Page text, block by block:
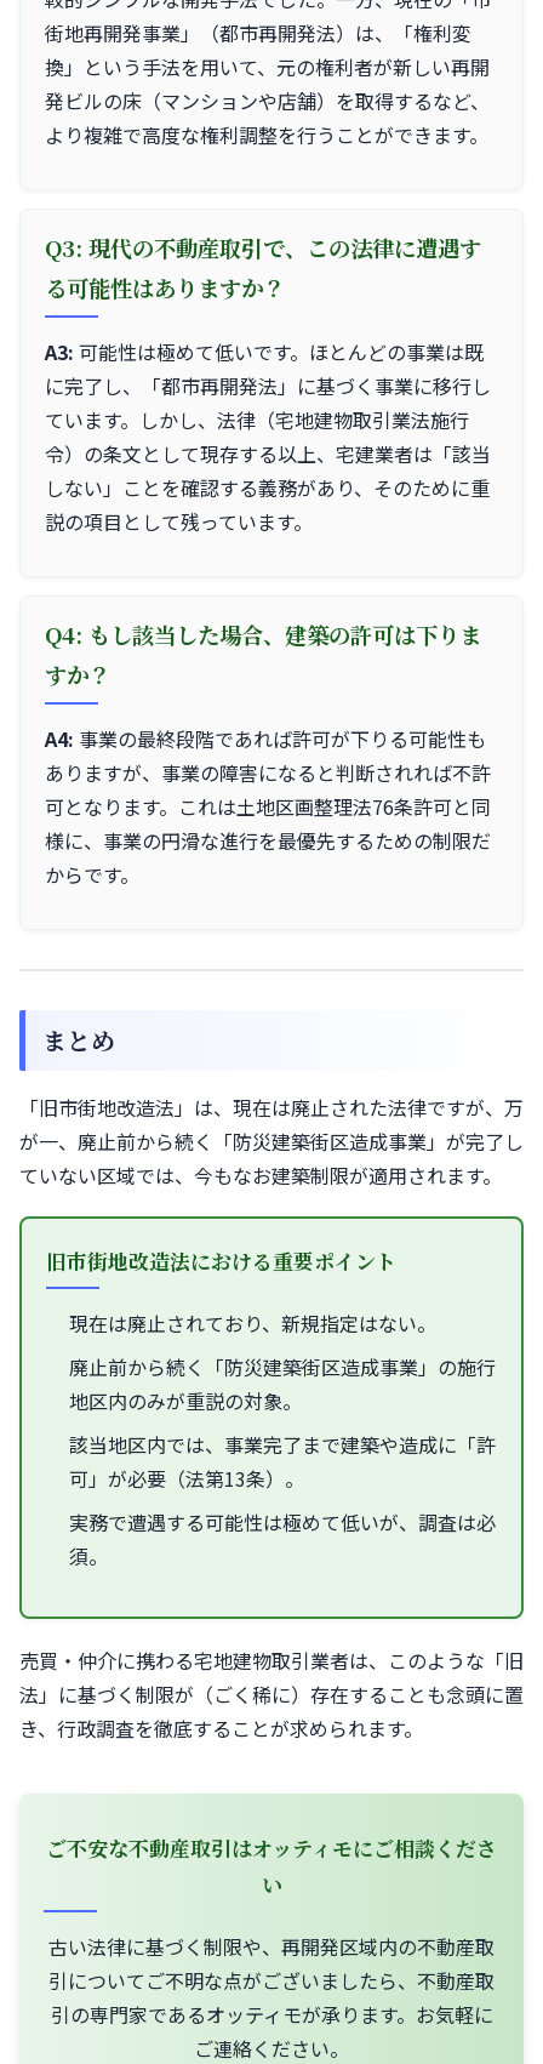
街地再開発事業」（都市再開発法）は、「権利変
換」という手法を用いて、元の権利者が新しい再開
発ビルの床（マンションや店舗）を取得するなど、
より複雑で高度な権利調整を行うことができます。
Q3: 現代の不動産取引で、この法律に遭遇す
る可能性はありますか？
A3: 可能性は極めて低いです。ほとんどの事業は既
に完了し、「都市再開発法」に基づく事業に移行し
ています。しかし、法律（宅地建物取引業法施行
令）の条文として現存する以上、宅建業者は「該当
しない」ことを確認する義務があり、そのために重
説の項目として残っています。
Q4: もし該当した場合、建築の許可は下りま
すか？
A4: 事業の最終段階であれば許可が下りる可能性も
ありますが、事業の障害になると判断されれば不許
可となります。これは土地区画整理法76条許可と同
様に、事業の円滑な進行を最優先するための制限だ
からです。
まとめ
「旧市街地改造法」は、現在は廃止された法律ですが、万
が一、廃止前から続く「防災建築街区造成事業」が完了し
ていない区域では、今もなお建築制限が適用されます。
旧市街地改造法における重要ポイント
現在は廃止されており、新規指定はない。
廃止前から続く「防災建築街区造成事業」の施行
地区内のみが重説の対象。
該当地区内では、事業完了まで建築や造成に「許
可」が必要（法第13条）。
実務で遭遇する可能性は極めて低いが、調査は必
須。
売買・仲介に携わる宅地建物取引業者は、このような「旧
法」に基づく制限が（ごく稀に）存在することも念頭に置
き、行政調査を徹底することが求められます。
ご不安な不動産取引はオッティモにご相談くださ
い
古い法律に基づく制限や、再開発区域内の不動産取
引についてご不明な点がございましたら、不動産取
引の専門家であるオッティモが承ります。お気軽に
ご連絡ください。